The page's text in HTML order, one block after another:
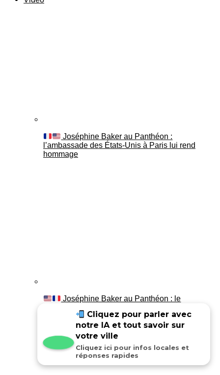
Joséphine Baker au Panthéon :
l’ambassade des États-Unis à Paris lui rend
hommage
Joséphine Baker au Panthéon : le
Cliquez pour parler avec
notre IA et tout savoir sur
votre ville
Cliquez ici pour infos locales et
réponses rapides